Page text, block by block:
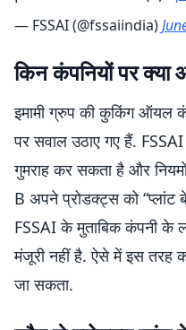
— FSSAI (@fssaiindia)
किन कंपनियों पर क्या
इमामी ग्रुप की कुकिंग ऑयल
पर सवाल उठाए गए हैं.
गुमराह कर सकता है और
B अपने प्रोडक्ट्स को “प्लांट
FSSAI के मुताबिक कंपनी के
मंजूरी नहीं है. ऐसे में इस तरह
जा सकता.